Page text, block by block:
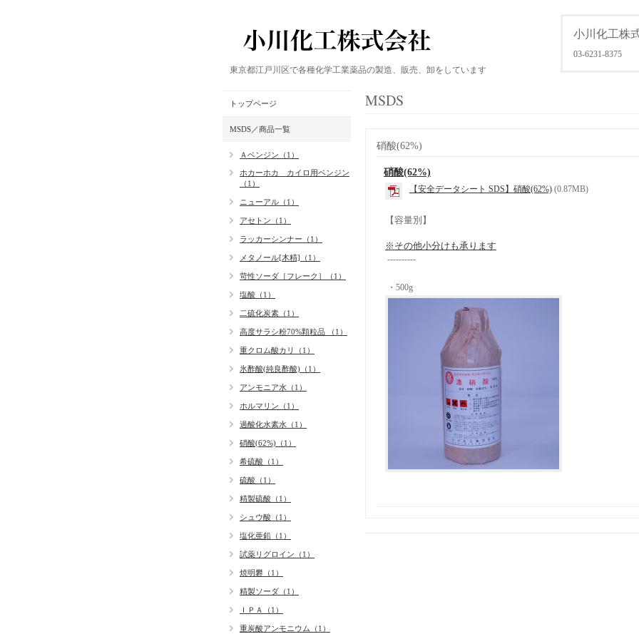
小川化工株
03-6231-8375
東京都江戸川区で各種化学工業薬品の製造、販売、卸をしています
MSDS
硝酸(62%)
硝酸(62%)
【安全データシート SDS】硝酸(62%) (0.87MB)
【容量別】
※その他小分けも承ります
----------
・500g
トップページ
MSDS／商品一覧
Ａベンジン（1）
ホカーホカ カイロ用ベンジン
（1）
ニューアル（1）
アセトン（1）
ラッカーシンナー（1）
メタノール[木精]（1）
苛性ソーダ［フレーク］（1）
塩酸（1）
二硫化炭素（1）
高度サラシ粉70%顆粒品 （1）
重クロム酸カリ（1）
氷酢酸(純良酢酸)（1）
アンモニア水（1）
ホルマリン（1）
過酸化水素水（1）
硝酸(62%)（1）
希硫酸（1）
硫酸（1）
精製硫酸（1）
シュウ酸（1）
塩化亜鉛（1）
試薬リグロイン（1）
焼明礬（1）
精製ソーダ（1）
ＩＰＡ（1）
重炭酸アンモニウム（1）